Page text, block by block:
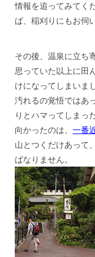
情報を追ってみてく
ば、稲刈りにもお伺
その後、温泉に立ち
思っていた以上に田
けになってしまいま
汚れるの覚悟ではあ
りとハマってしまっ
向かったのは、 一番
山とつくだけあって
ばなりません。